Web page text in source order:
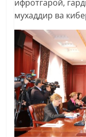
ифротгароӣ,
мухаддир ва